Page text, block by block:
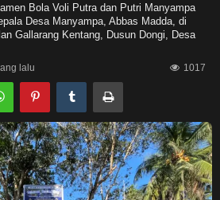
Bola Voli Putra dan Putri Manyampa
Desa Manyampa, Abbas Madda, di
Gallarang Kentang, Dusun Dongi, Desa
lalu 1017